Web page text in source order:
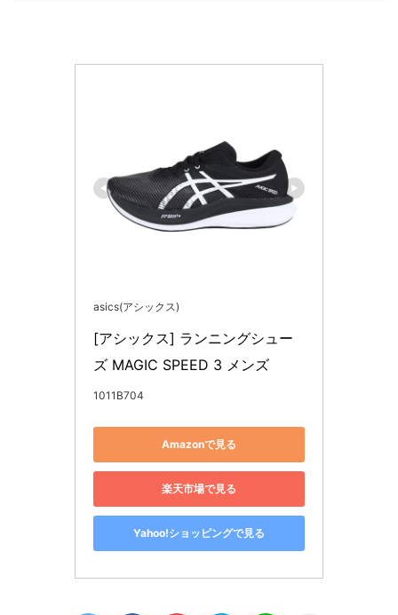
asics(アシックス)
[アシックス] ランニングシュー
ズ MAGIC SPEED 3 メンズ
1011B704
Amazonで見る
楽天市場で見る
Yahoo!ショッピングで見る